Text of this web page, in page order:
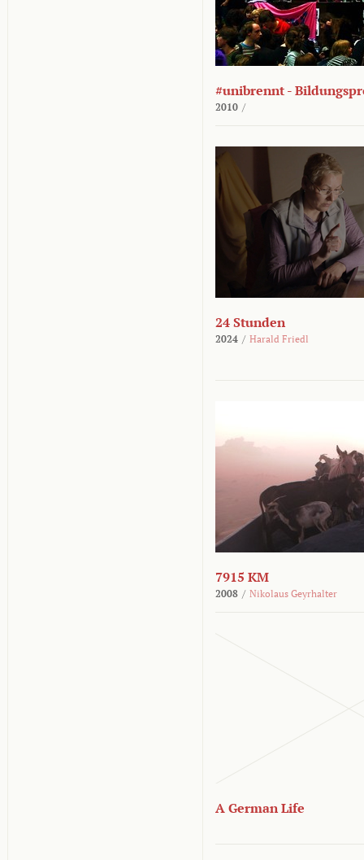
#unibrennt -
2010 /
24 Stunden
2024 / Harald Friedl
7915 KM
2008 / Nikolaus Geyrhalter
A German Life